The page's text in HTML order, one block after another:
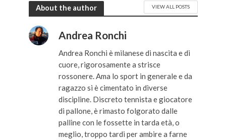
About the author VIEW ALL POSTS
Andrea Ronchi
Andrea Ronchi è milanese di nascita e di
cuore, rigorosamente a strisce
rossonere. Ama lo sport in generale e da
ragazzo si è cimentato in diverse
discipline. Discreto tennista e giocatore
di pallone, è rimasto folgorato dalle
palline con le fossette in tarda età, o
meglio, troppo tardi per ambire a farne